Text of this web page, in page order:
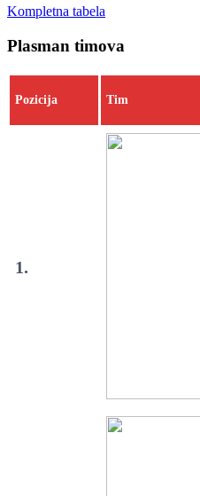
Kompletna tabela
Plasman timova
Pozicija Tim
1.